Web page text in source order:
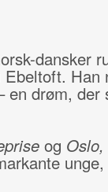
dansker
Han
en drøm, der
og
unge,